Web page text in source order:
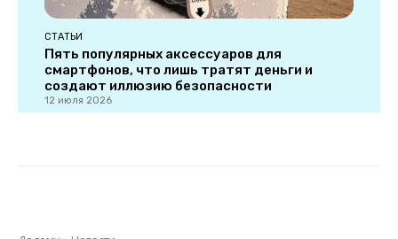
СТАТЬИ
Пять популярных аксессуаров для
смартфонов, что лишь тратят деньги и
создают иллюзию безопасности
12 июля 2026